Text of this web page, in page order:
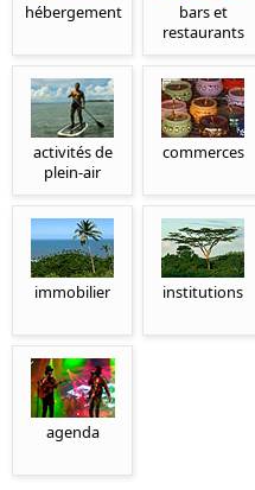
hébergement
bars et
restaurants
activités de
plein-air
commerces
immobilier institutions
agenda